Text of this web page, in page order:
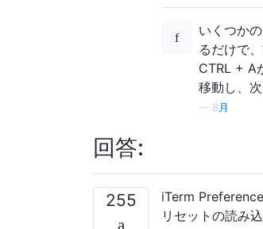
いくつか
るだけで
CTRL + A
移動し、
— 8月
回答:
255
iTerm
リセットの読み